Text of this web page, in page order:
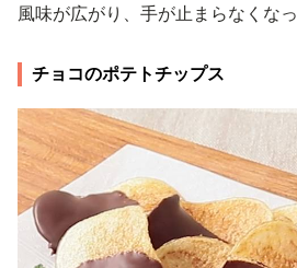
風味が広がり、手が止まらなくな
チョコのポテトチップス